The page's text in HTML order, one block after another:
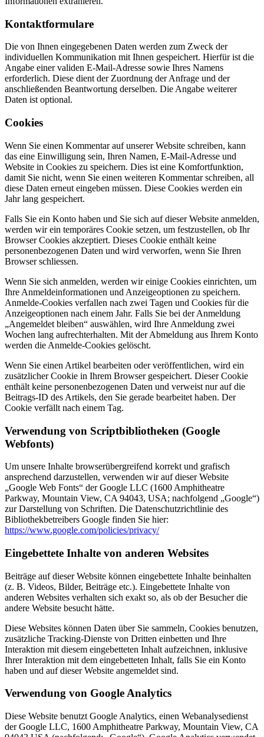
Kontaktformulare
Die von Ihnen eingegebenen Daten werden zum Zweck der
individuellen Kommunikation mit Ihnen gespeichert. Hierfür ist die
Angabe einer validen E-Mail-Adresse sowie Ihres Namens
erforderlich. Diese dient der Zuordnung der Anfrage und der
anschließenden Beantwortung derselben. Die Angabe weiterer
Daten ist optional.
Cookies
Wenn Sie einen Kommentar auf unserer Website schreiben, kann
das eine Einwilligung sein, Ihren Namen, E-Mail-Adresse und
Website in Cookies zu speichern. Dies ist eine Komfortfunktion,
damit Sie nicht, wenn Sie einen weiteren Kommentar schreiben, all
diese Daten erneut eingeben müssen. Diese Cookies werden ein
Jahr lang gespeichert.
Falls Sie ein Konto haben und Sie sich auf dieser Website anmelden,
werden wir ein temporäres Cookie setzen, um festzustellen, ob Ihr
Browser Cookies akzeptiert. Dieses Cookie enthält keine
personenbezogenen Daten und wird verworfen, wenn Sie Ihren
Browser schliessen.
Wenn Sie sich anmelden, werden wir einige Cookies einrichten, um
Ihre Anmeldeinformationen und Anzeigeoptionen zu speichern.
Anmelde-Cookies verfallen nach zwei Tagen und Cookies für die
Anzeigeoptionen nach einem Jahr. Falls Sie bei der Anmeldung
„Angemeldet bleiben“ auswählen, wird Ihre Anmeldung zwei
Wochen lang aufrechterhalten. Mit der Abmeldung aus Ihrem Konto
werden die Anmelde-Cookies gelöscht.
Wenn Sie einen Artikel bearbeiten oder veröffentlichen, wird ein
zusätzlicher Cookie in Ihrem Browser gespeichert. Dieser Cookie
enthält keine personenbezogenen Daten und verweist nur auf die
Beitrags-ID des Artikels, den Sie gerade bearbeitet haben. Der
Cookie verfällt nach einem Tag.
Verwendung von Scriptbibliotheken (Google
Webfonts)
Um unsere Inhalte browserübergreifend korrekt und grafisch
ansprechend darzustellen, verwenden wir auf dieser Website
„Google Web Fonts“ der Google LLC (1600 Amphitheatre
Parkway, Mountain View, CA 94043, USA; nachfolgend „Google“)
zur Darstellung von Schriften. Die Datenschutzrichtlinie des
Bibliothekbetreibers Google finden Sie hier:
https://www.google.com/policies/privacy/
Eingebettete Inhalte von anderen Websites
Beiträge auf dieser Website können eingebettete Inhalte beinhalten
(z. B. Videos, Bilder, Beiträge etc.). Eingebettete Inhalte von
anderen Websites verhalten sich exakt so, als ob der Besucher die
andere Website besucht hätte.
Diese Websites können Daten über Sie sammeln, Cookies benutzen,
zusätzliche Tracking-Dienste von Dritten einbetten und Ihre
Interaktion mit diesem eingebetteten Inhalt aufzeichnen, inklusive
Ihrer Interaktion mit dem eingebetteten Inhalt, falls Sie ein Konto
haben und auf dieser Website angemeldet sind.
Verwendung von Google Analytics
Diese Website benutzt Google Analytics, einen Webanalysedienst
der Google LLC, 1600 Amphitheatre Parkway, Mountain View, CA